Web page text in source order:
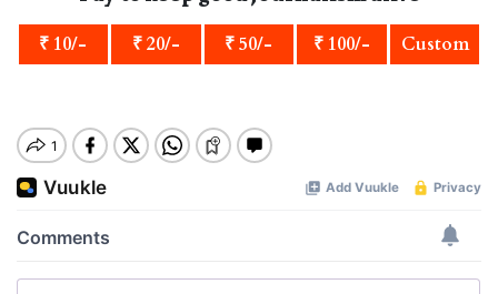
₹ 10/- ₹ 20/- ₹ 50/- ₹ 100/- Custom